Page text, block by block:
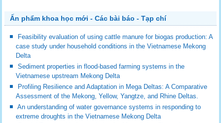
Ấn phẩm khoa học mới - Các bài báo - Tạp chí
Feasibility evaluation of using cattle manure for biogas production: A
case study under household conditions in the Vietnamese Mekong
Delta
Sediment properties in flood-based farming systems in the
Vietnamese upstream Mekong Delta
Profiling Resilience and Adaptation in Mega Deltas: A Comparative
Assessment of the Mekong, Yellow, Yangtze, and Rhine Deltas.
An understanding of water governance systems in responding to
extreme droughts in the Vietnamese Mekong Delta